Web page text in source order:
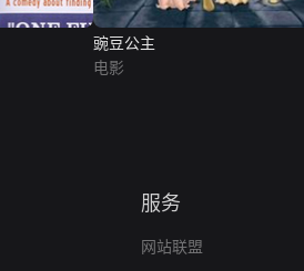
豌豆公主
电影
服务
网站联盟